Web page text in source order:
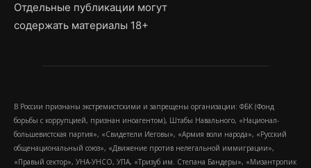
Отдельные публикации могут
содержать материалы 18+
В России признаны экстремистскими и запрещены организации: ФБК (Фонд
борьбы с коррупцией, признан иноагентом), Штабы Навального, «Национал-
большевистская партия», «Свидетели Иеговы», «Армия воли народа», «Русский
общенациональный союз», «Движение против нелегальной иммиграции»,
«Правый сектор», УНА-УНСО, УПА, «Тризуб им. Степана Бандеры», «Мизантропик